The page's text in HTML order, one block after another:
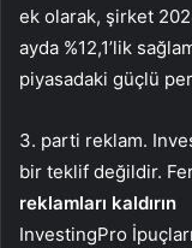
ek olarak, şirket
ayda %12,1’lik
piyasadaki güçlü
3. parti reklam.
bir teklif değildir.
reklamları kaldırın
InvestingPro